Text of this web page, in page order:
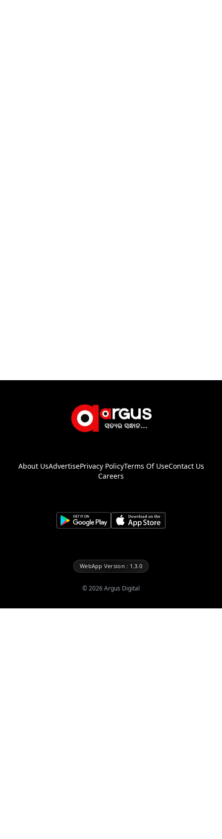
About UsAdvertisePrivacy PolicyTerms Of UseContact Us
Careers
WebApp Version : 1.3.0
©2026Argus Digital